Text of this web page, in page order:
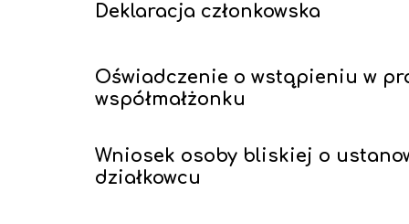
Wniosek osoby bliskiej o
działkowcu
Oświadczenie o wstąpieniu w
współmałżonku
Deklaracja członkowska